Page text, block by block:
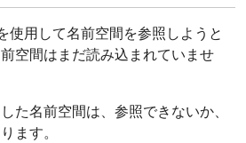
使用して名前空間を参照しようと
空間はまだ読み込まれていませ
た名前空間は、参照できないか、
ます。